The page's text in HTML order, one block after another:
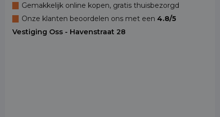
Gemakkelijk online kopen, gratis thuisbezorgd
Onze klanten beoordelen ons met een 4.8/5
Vestiging Oss - Havenstraat 28